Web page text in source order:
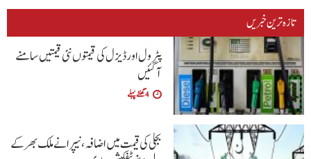
تازہ ترین خبریں
پٹرول اور ڈیزل کی قیمتوں نئی قیمتیں سامنے
آگئیں
4 گھنٹے پہلے
بجلی کی قیمت میں اضافہ، نیپرا نے ملک بھر کے